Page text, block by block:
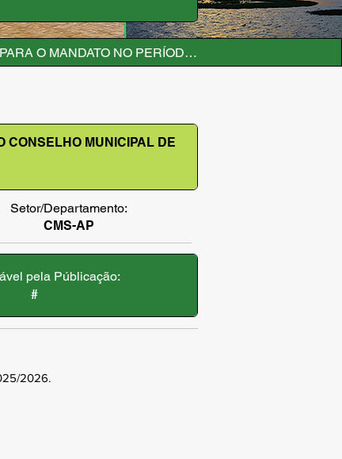
O MANDATO NO PERÍODO DE 2025/2026 DO
CONSELHO MUNICIPAL DE
Setor/Departamento:
CMS-AP
pela Públicação:
#
2026.